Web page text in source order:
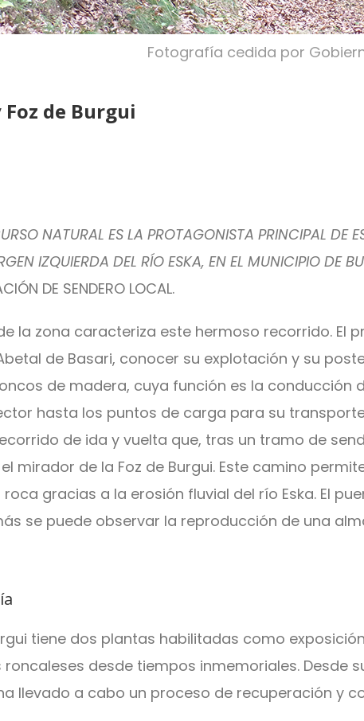
Fotografía cedida por
Foz de Burgui
NATURAL ES LA PROTAGONISTA PRINCIPAL DE
IZQUIERDA DEL RÍO ESKA, EN EL MUNICIPIO DE
DE SENDERO LOCAL.
la zona caracteriza este hermoso recorrido.
de Basari, conocer su explotación y su
de madera, cuya función es la
hasta los puntos de carga para su
de ida y vuelta que, tras un tramo de
mirador de la Foz de Burgui. Este camino
gracias a la erosión fluvial del río Eska. El
se puede observar la reproducción de una
tiene dos plantas habilitadas como
desde tiempos inmemoriales. Desde
llevado a cabo un proceso de recuperación y